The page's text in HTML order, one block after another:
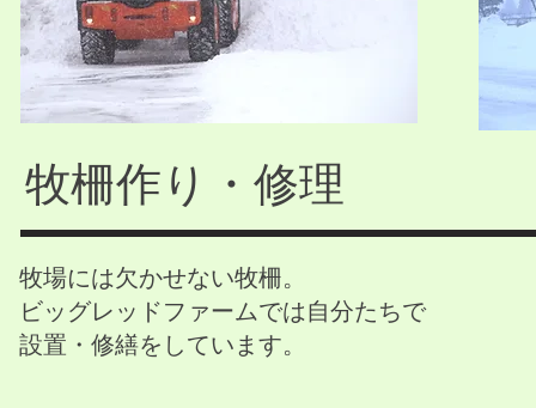
牧柵作り・修理
牧場には欠かせない牧柵。
ビッグレッドファームでは自分たちで
設置・修繕をしています。